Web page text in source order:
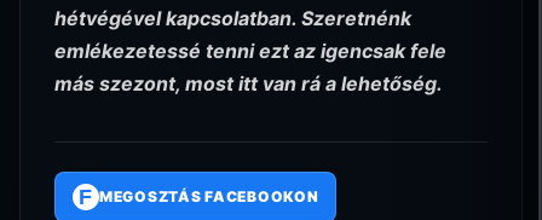
hétvégével kapcsolatban. Szeretnénk
emlékezetessé tenni ezt az igencsak fele
más szezont, most itt van rá a lehetőség.
F MEGOSZTÁS FACEBOOKON